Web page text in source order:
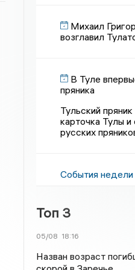
Михаил
возглавил
В Туле
пряника
Тульский
карточка Тулы
русских
События недели
Топ 3
05/08 18:16
Назван возраст